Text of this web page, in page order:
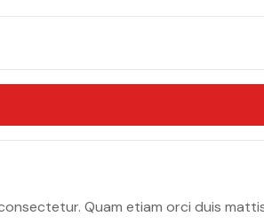
Quam etiam orci duis